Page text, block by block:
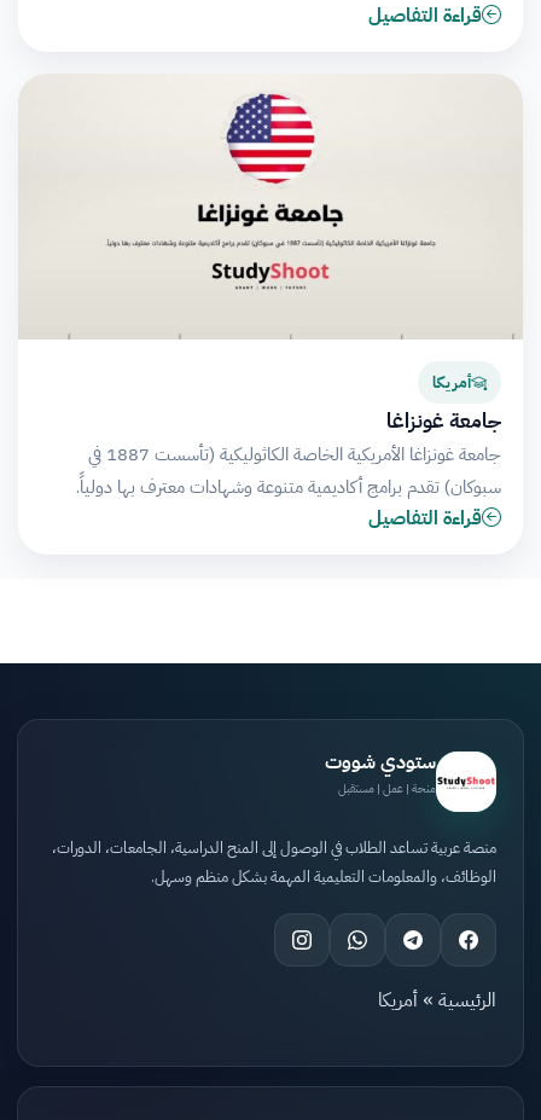
قراءة التفاصيل
أمريكا
جامعة غونزاغا
جامعة غونزاغا الأمريكية الخاصة الكاثوليكية (تأسست 1887 في
سبوكان) تقدم برامج أكاديمية متنوعة وشهادات معترف بها دولياً.
قراءة التفاصيل
ستودي شووت
منحة | عمل | مستقبل
منصة عربية تساعد الطلاب في الوصول إلى المنح الدراسية، الجامعات، الدورات،
الوظائف، والمعلومات التعليمية المهمة بشكل منظم وسهل.
الرئيسية » أمريكا